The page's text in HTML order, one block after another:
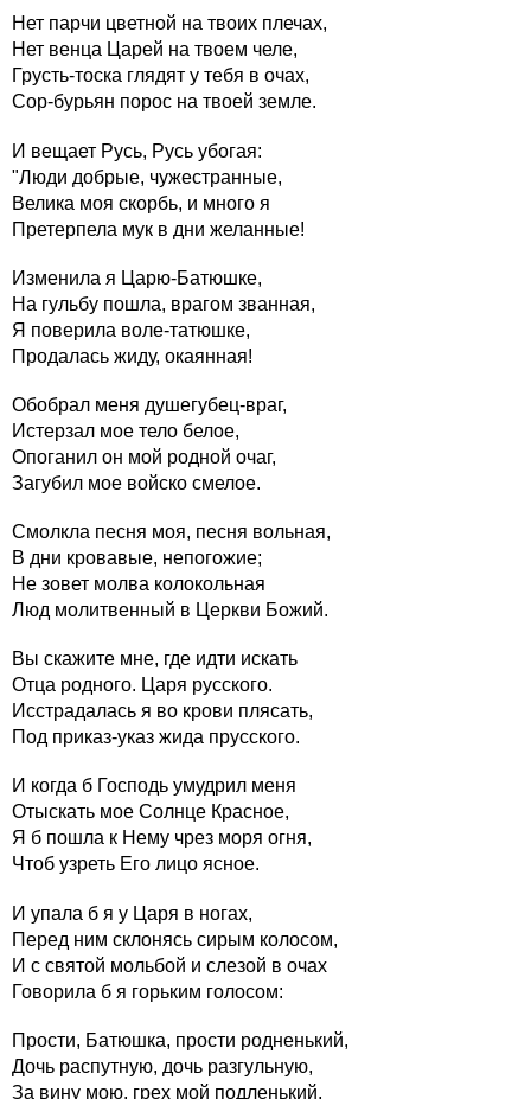
Нет парчи цветной на твоих плечах,
Нет венца Царей на твоем челе,
Грусть-тоска глядят у тебя в очах,
Сор-бурьян порос на твоей земле.
И вещает Русь, Русь убогая:
"Люди добрые, чужестранные,
Велика моя скорбь, и много я
Претерпела мук в дни желанные!
Изменила я Царю-Батюшке,
На гульбу пошла, врагом званная,
Я поверила воле-татюшке,
Продалась жиду, окаянная!
Обобрал меня душегубец-враг,
Истерзал мое тело белое,
Опоганил он мой родной очаг,
Загубил мое войско смелое.
Смолкла песня моя, песня вольная,
В дни кровавые, непогожие;
Не зовет молва колокольная
Люд молитвенный в Церкви Божий.
Вы скажите мне, где идти искать
Отца родного. Царя русского.
Исстрадалась я во крови плясать,
Под приказ-указ жида прусского.
И когда б Господь умудрил меня
Отыскать мое Солнце Красное,
Я б пошла к Нему чрез моря огня,
Чтоб узреть Его лицо ясное.
И упала б я у Царя в ногах,
Перед ним склонясь сирым колосом,
И с святой мольбой и слезой в очах
Говорила б я горьким голосом:
Прости, Батюшка, прости родненький,
Дочь распутную, дочь разгульную,
За вину мою, грех мой подленький,